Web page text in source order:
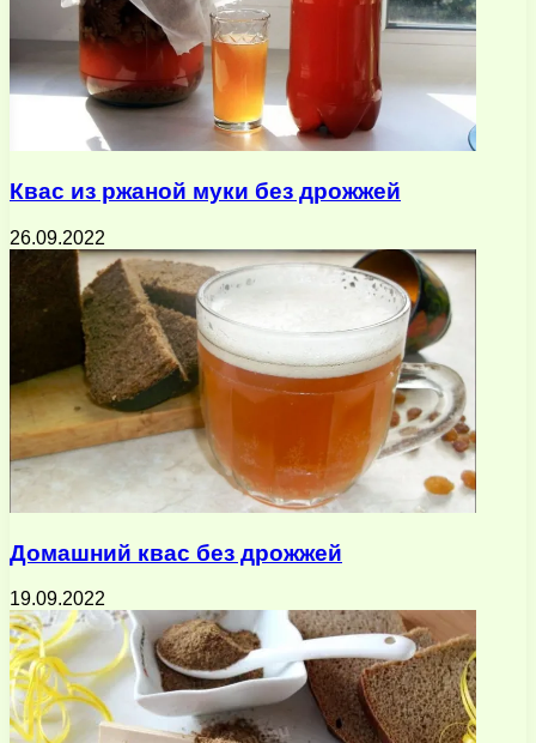
Квас из ржаной муки без дрожжей
26.09.2022
Домашний квас без дрожжей
19.09.2022